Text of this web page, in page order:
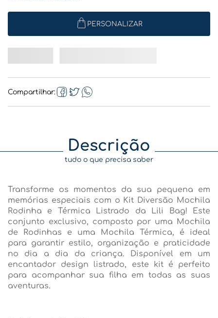
PERSONALIZAR
Compartilhar
Descrição
tudo o que precisa saber
Transforme os momentos da sua pequena em
memórias especiais com o Kit Diversão Mochila
Rodinha e Térmica Listrado da Lili Bag! Este
conjunto exclusivo, composto por uma Mochila
de Rodinhas e uma Mochila Térmica, é ideal
para garantir estilo, organização e praticidade
no dia a dia da criança. Disponível em um
encantador design listrado, este kit é perfeito
para acompanhar sua filha em todas as suas
aventuras.